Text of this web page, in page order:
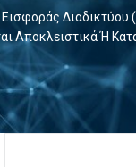
Αποκλειστικά Ή